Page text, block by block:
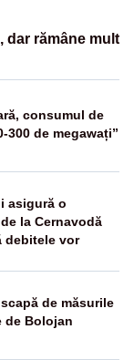
dar rămâne mult
consumul de
300 de megawați”
asigură o
la Cernavodă
debitele vor
de măsurile
de Bolojan